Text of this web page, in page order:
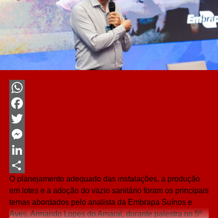
WhatsApp
Facebook
Twitter
Messenger
LinkedIn
Share
O planejamento adequado das instalações, a produção
em lotes e a adoção do vazio sanitário foram os principais
temas abordados pelo analista da Embrapa Suínos e
Aves, Armando Lopes do Amaral, durante palestra no 5º